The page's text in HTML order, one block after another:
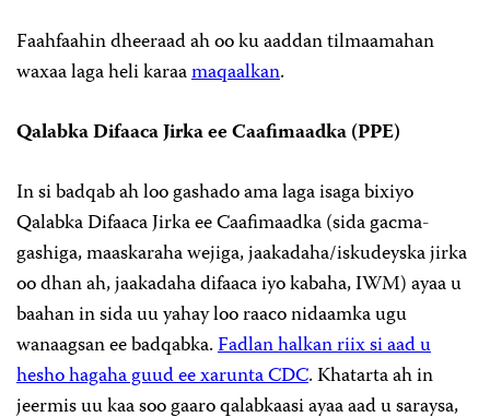
Faahfaahin dheeraad ah oo ku aaddan tilmaamahan
waxaa laga heli karaamaqaalkan.
Qalabka Difaaca Jirka ee Caafimaadka (PPE)
In si badqab ah loo gashado ama laga isaga bixiyo
Qalabka Difaaca Jirka ee Caafimaadka (sida gacma-
gashiga, maaskaraha wejiga, jaakadaha/iskudeyska jirka
oo dhan ah, jaakadaha difaaca iyo kabaha, IWM) ayaa u
baahan in sida uu yahay loo raaco nidaamka ugu
wanaagsan ee badqabka.Fadlan halkan riix si aad u
hesho hagaha guud ee xarunta CDC. Khatarta ah in
jeermis uu kaa soo gaaro qalabkaasi ayaa aad u saraysa,